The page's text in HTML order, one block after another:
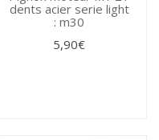
dents acier serie light
: m30
5,90€